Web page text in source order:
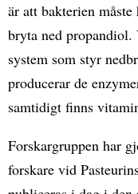
är att bakterien
bryta ned
system som styr
producerar de
samtidigt finns
Forskargruppen har
forskare vid